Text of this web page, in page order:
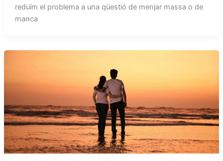
reduïm el problema a una qüestió de menjar massa o de
manca